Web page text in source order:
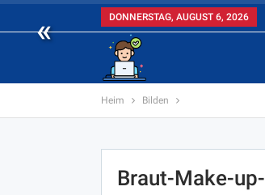
« DONNERSTAG, AUGUST 6, 2026
Heim Bilden
Braut-Make-